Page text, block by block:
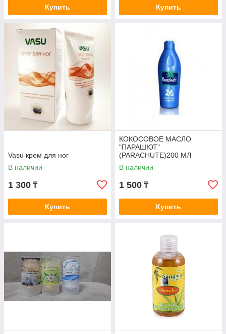
Купить Купить
Vasu крем для ног
В наличии
1 300 ₸
Купить
КОКОСОВОЕ МАСЛО
"ПАРАШЮТ"
(PARACHUTE)200 МЛ
В наличии
1 500 ₸
Купить